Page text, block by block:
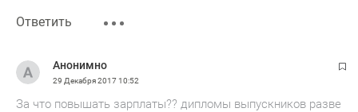
Ответить
Анонимно
29 Декабря 201710:52
За что повышать зарплаты?? дипломы выпускников разве